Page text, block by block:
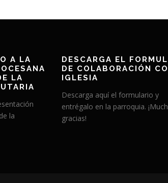
A LA
LA
la
DESCARGA EL
DE COLABORACIÓN
IGLESIA
Descarga aquí el formulario y
entrégalo en la parroquia.
gracias!